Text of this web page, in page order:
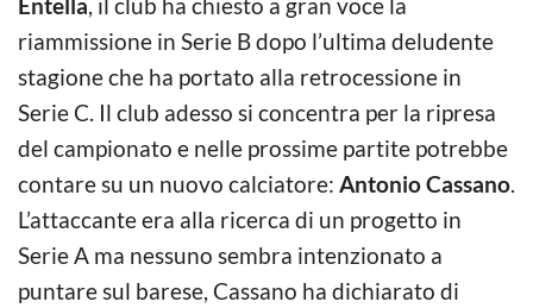
riammissione in Serie B dopo l’ultima deludente
stagione che ha portato alla retrocessione in
Serie C. Il club adesso si concentra per la ripresa
del campionato e nelle prossime partite potrebbe
contare su un nuovo calciatore: Antonio Cassano.
L’attaccante era alla ricerca di un progetto in
Serie A ma nessuno sembra intenzionato a
puntare sul barese, Cassano ha dichiarato di